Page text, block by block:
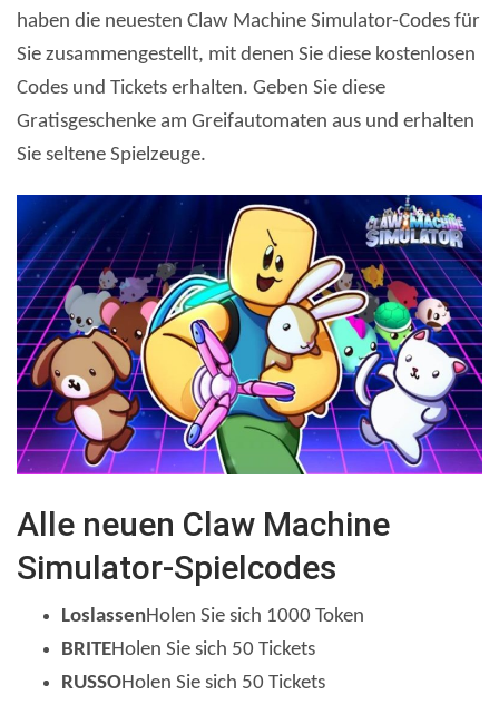
haben die neuesten Claw Machine Simulator-Codes für
Sie zusammengestellt, mit denen Sie diese kostenlosen
Codes und Tickets erhalten. Geben Sie diese
Gratisgeschenke am Greifautomaten aus und erhalten
Sie seltene Spielzeuge.
Alle neuen Claw Machine
Simulator-Spielcodes
LoslassenHolen Sie sich 1000 Token
BRITEHolen Sie sich 50 Tickets
RUSSOHolen Sie sich 50 Tickets